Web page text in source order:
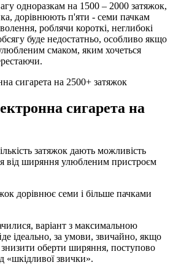
одноразкам на 1500 – 2000 затяжок,
дорівнюють п'яти - семи пачкам
роблячи короткі, неглибокі
буде недостатньо, особливо якщо
смаком, яким хочеться
сигарета на
затяжок дають можливість
від ширяння улюбленим пристроєм
дорівнює семи і більше пачками
варіант з максимальною
ідеально, за умови, звичайно, якщо
оберти ширяння, поступово
«шкідливої ​​звички».